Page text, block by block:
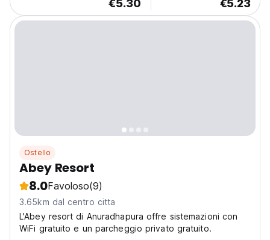
€5.30 €5.23
Ostello
Abey Resort
8.0Favoloso(9)
3.65km dal centro citta
L'Abey resort di Anuradhapura offre sistemazioni con
WiFi gratuito e un parcheggio privato gratuito.